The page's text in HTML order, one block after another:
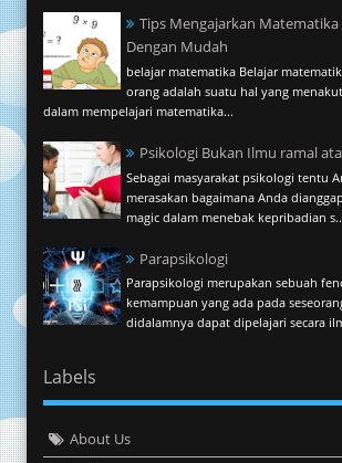
Tips Mengajarkan Matematika
Dengan Mudah
belajar matematika Belajar
orang adalah suatu hal yang
dalam mempelajari matematika...
Psikologi Bukan Ilmu ramal
Sebagai masyarakat psikologi tentu
merasakan bagaimana Anda
magic dalam menebak kepribadian
Parapsikologi
Parapsikologi merupakan sebuah
kemampuan yang ada pada
didalamnya dapat dipelajari secara
Labels
About Us